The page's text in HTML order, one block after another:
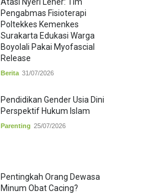
Atasi Nyeri Leher: Tim
Pengabmas Fisioterapi
Poltekkes Kemenkes
Surakarta Edukasi Warga
Boyolali Pakai Myofascial
Release
Berita 31/07/2026
Pendidikan Gender Usia Dini
Perspektif Hukum Islam
Parenting 25/07/2026
Pentingkah Orang Dewasa
Minum Obat Cacing?